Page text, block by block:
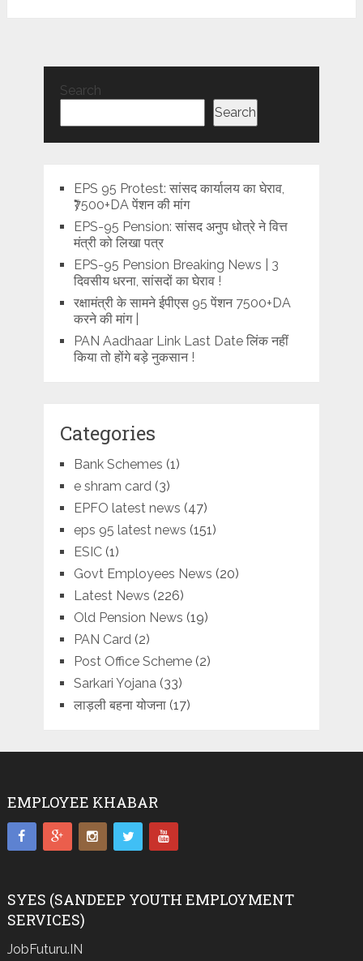
Search
Search
EPS 95 Protest: सांसद कार्यालय का घेराव,
₹7500+DA पेंशन की मांग
EPS-95 Pension: सांसद अनुप धोत्रे ने वित्त
मंत्री को लिखा पत्र
EPS-95 Pension Breaking News | 3
दिवसीय धरना, सांसदों का घेराव !
रक्षामंत्री के सामने ईपीएस 95 पेंशन 7500+DA
करने की मांग |
PAN Aadhaar Link Last Date लिंक नहीं
किया तो होंगे बड़े नुकसान !
Categories
Bank Schemes (1)
e shram card (3)
EPFO latest news (47)
eps 95 latest news (151)
ESIC(1)
Govt Employees News (20)
Latest News (226)
Old Pension News (19)
PAN Card (2)
Post Office Scheme(2)
Sarkari Yojana (33)
लाड़ली बहना योजना(17)
EMPLOYEE KHABAR
SYES (SANDEEP YOUTH EMPLOYMENT
SERVICES)
JobFuturu.IN